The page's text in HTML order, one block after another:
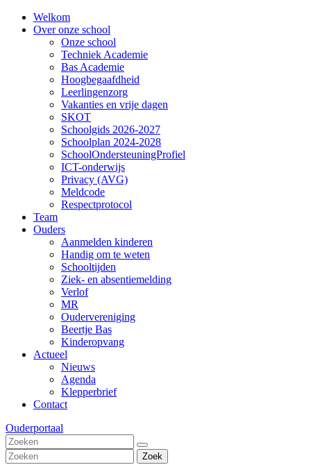
Welkom
Over onze school
Onze school
Techniek Academie
Bas Academie
Hoogbegaafdheid
Leerlingenzorg
Vakanties en vrije dagen
SKOT
Schoolgids 2026-2027
Schoolplan 2024-2028
SchoolOndersteuningProfiel
ICT-onderwijs
Privacy (AVG)
Meldcode
Respectprotocol
Team
Ouders
Aanmelden kinderen
Handig om te weten
Schooltijden
Ziek- en absentiemelding
Verlof
MR
Oudervereniging
Beertje Bas
Kinderopvang
Actueel
Nieuws
Agenda
Klepperbrief
Contact
Ouderportaal
Zoek